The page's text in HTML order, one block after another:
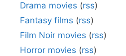
Drama movies (rss)
Fantasy films (rss)
Film Noir movies (rss)
Horror movies (rss)